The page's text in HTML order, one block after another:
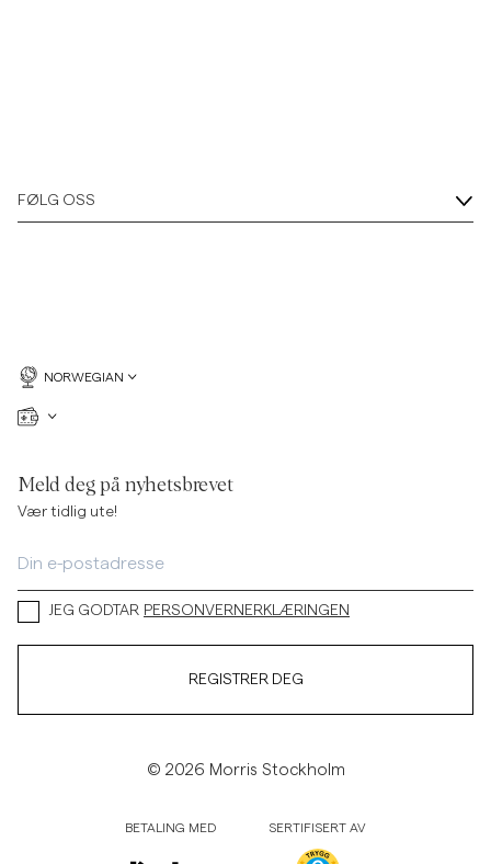
FØLG OSS
NORWEGIAN
Meld deg på nyhetsbrevet
Vær tidlig ute!
JEG GODTAR PERSONVERNERKLÆRINGEN
REGISTRER DEG
© 2026 Morris Stockholm
BETALING MED SERTIFISERT AV